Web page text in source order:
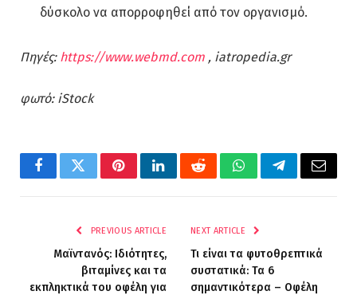
δύσκολο να απορροφηθεί από τον οργανισμό.
Πηγές: https://www.webmd.com , iatropedia.gr
φωτό: iStock
FacebookTwitterPinterestLinkedInRedditWhatsAppTelegramEmail
PREVIOUS ARTICLE
Μαϊντανός: Ιδιότητες,
βιταμίνες και τα
εκπληκτικά του οφέλη για
NEXT ARTICLE
Τι είναι τα φυτοθρεπτικά
συστατικά: Τα 6
σημαντικότερα – Οφέλη